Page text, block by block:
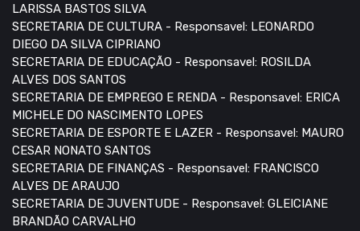
LARISSA BASTOS SILVA
SECRETARIA DE CULTURA - Responsavel: LEONARDO
DIEGO DA SILVA CIPRIANO
SECRETARIA DE EDUCAÇÃO - Responsavel: ROSILDA
ALVES DOS SANTOS
SECRETARIA DE EMPREGO E RENDA - Responsavel: ERICA
MICHELE DO NASCIMENTO LOPES
SECRETARIA DE ESPORTE E LAZER - Responsavel: MAURO
CESAR NONATO SANTOS
SECRETARIA DE FINANÇAS - Responsavel: FRANCISCO
ALVES DE ARAUJO
SECRETARIA DE JUVENTUDE - Responsavel: GLEICIANE
BRANDÃO CARVALHO